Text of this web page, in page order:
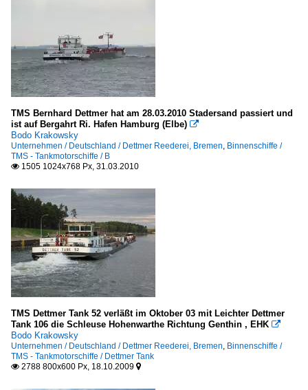
TMS Bernhard Dettmer hat am 28.03.2010 Stadersand passiert und
ist auf Bergahrt Ri. Hafen Hamburg (Elbe) 
Bodo Krakowsky
Unternehmen / Deutschland / Dettmer Reederei, Bremen, Binnenschiffe /
TMS - Tankmotorschiffe / B
 1505 1024x768 Px, 31.03.2010
TMS Dettmer Tank 52 verläßt im Oktober 03 mit Leichter Dettmer
Tank 106 die Schleuse Hohenwarthe Richtung Genthin , EHK 
Bodo Krakowsky
Unternehmen / Deutschland / Dettmer Reederei, Bremen, Binnenschiffe /
TMS - Tankmotorschiffe / Dettmer Tank
 2788 800x600 Px, 18.10.2009 